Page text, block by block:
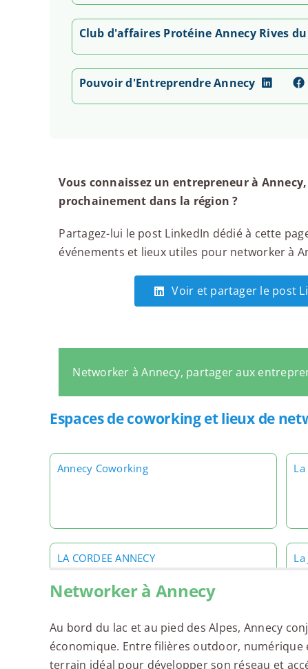
Club d'affaires Protéine Annecy Rives
Pouvoir d'Entreprendre Annecy
Vous connaissez un entrepreneur à
prochainement dans la région ?
Partagez-lui le post LinkedIn dédié à cette
événements et lieux utiles pour networker à
Voir et partager le post
Networker à Annecy, partager aux
Espaces de coworking et lieux de
Annecy Coworking
LA CORDEE ANNECY
Morning Annecy Cathédrale
Networker à Annecy
Au bord du lac et au pied des Alpes, Annecy
économique. Entre filières outdoor,
terrain idéal pour développer son réseau et